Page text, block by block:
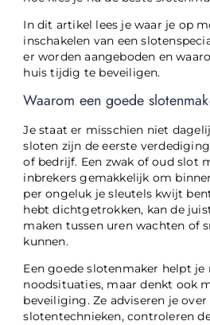
In dit artikel lees je waar je op
inschakelen van een
er worden aangeboden en
huis tijdig te beveiligen.
Waarom een goede
Je staat er misschien niet
sloten zijn de eerste
of bedrijf. Een zwak of oud slot
inbrekers gemakkelijk om
per ongeluk je sleutels kwijt
hebt dichtgetrokken, kan de
maken tussen uren wachten of
kunnen.
Een goede slotenmaker helpt je
noodsituaties, maar denkt ook
beveiliging. Ze adviseren je
slotentechnieken, controleren